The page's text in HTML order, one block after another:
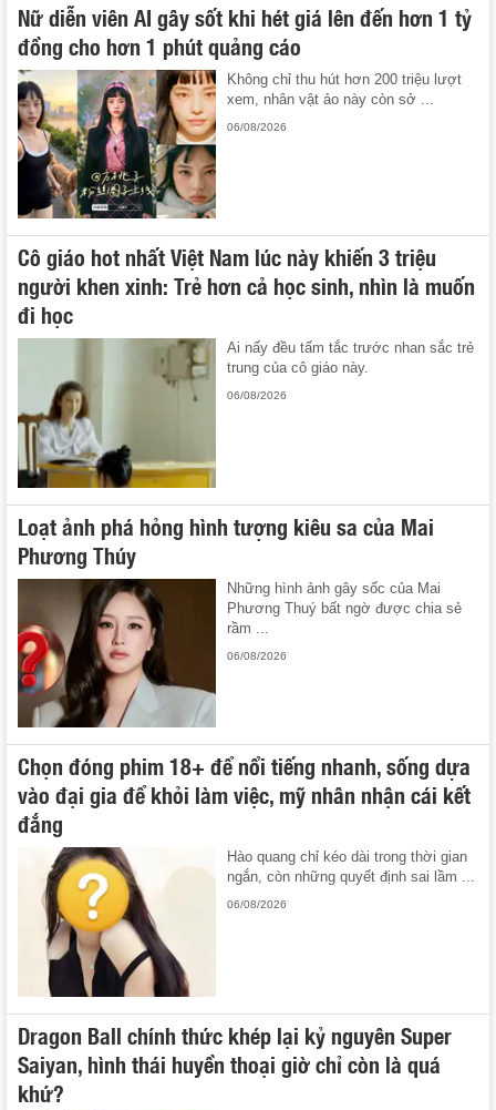
Nữ diễn viên AI gây sốt khi hét giá lên đến hơn 1 tỷ
đồng cho hơn 1 phút quảng cáo
Không chỉ thu hút hơn 200 triệu lượt
xem, nhân vật ảo này còn sở ...
06/08/2026
Cô giáo hot nhất Việt Nam lúc này khiến 3 triệu
người khen xinh: Trẻ hơn cả học sinh, nhìn là muốn
đi học
Ai nấy đều tấm tắc trước nhan sắc trẻ
trung của cô giáo này.
06/08/2026
Loạt ảnh phá hỏng hình tượng kiêu sa của Mai
Phương Thúy
Những hình ảnh gây sốc của Mai
Phương Thuý bất ngờ được chia sẻ
rầm ...
06/08/2026
Chọn đóng phim 18+ để nổi tiếng nhanh, sống dựa
vào đại gia để khỏi làm việc, mỹ nhân nhận cái kết
đắng
Hào quang chỉ kéo dài trong thời gian
ngắn, còn những quyết định sai lầm ...
06/08/2026
Dragon Ball chính thức khép lại kỷ nguyên Super
Saiyan, hình thái huyền thoại giờ chỉ còn là quá
khứ?